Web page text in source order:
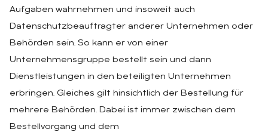
Aufgaben wahrnehmen und insoweit auch
Datenschutzbeauftragter anderer Unternehmen oder
Behörden sein. So kann er von einer
Unternehmensgruppe bestellt sein und dann
Dienstleistungen in den beteiligten Unternehmen
erbringen. Gleiches gilt hinsichtlich der Bestellung für
mehrere Behörden. Dabei ist immer zwischen dem
Bestellvorgang und dem